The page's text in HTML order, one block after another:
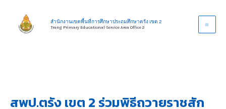
content
สำนักงานเขตพื้นที่การศึกษาประถมศึกษาตรัง เขต 2
Trang Primary Educational Service Area Office 2
สพป.ตรัง เขต 2 ร่วมพิธีถวายราชสัก